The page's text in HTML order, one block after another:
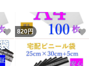
商品不具合場合は、
を送りますか？2次
？どちらかを選べる
いいね！
820円